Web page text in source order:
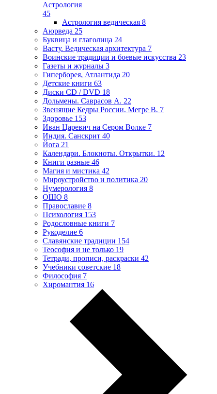
Астрология
45
Астрология ведическая 8
Аюрведа 25
Буквица и глаголица 24
Васту. Ведическая архитектура 7
Воинские традиции и боевые искусства 23
Газеты и журналы 3
Гиперборея, Атлантида 20
Детские книги 63
Диски CD / DVD 18
Дольмены. Саврасов А. 22
Звенящие Кедры России. Мегре В. 7
Здоровье 153
Иван Царевич на Сером Волке 7
Индия. Санскрит 40
Йога 21
Календари. Блокноты. Открытки. 12
Книги разные 46
Магия и мистика 42
Мироустройство и политика 20
Нумерология 8
ОШО 8
Православие 8
Психология 153
Родословные книги 7
Рукоделие 6
Славянские традиции 154
Теософия и не только 19
Тетради, прописи, раскраски 42
Учебники советские 18
Философия 7
Хиромантия 16